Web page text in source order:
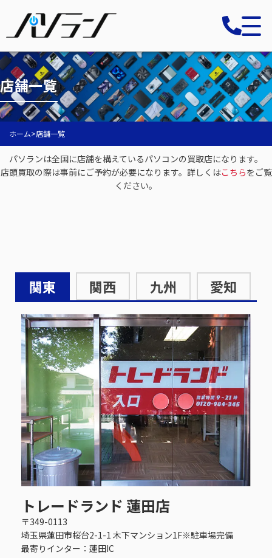
店舗一覧
ホーム>店舗一覧
パソランは全国に店舗を構えているパソコンの買取店になります。
店頭買取の際は事前にご予約が必要になります。詳しくはこちらをご覧
ください。
関東 関西 九州 愛知
トレードランド 蓮田店
〒349-0113
埼玉県蓮田市桜台2-1-1 木下マンション1F※駐車場完備
最寄りインター：蓮田IC